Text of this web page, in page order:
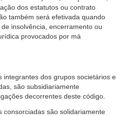
dos estatutos ou contrato
também será efetivada quando
insolvência, encerramento ou
provocados por má
integrantes dos grupos societários e
são subsidiariamente
decorrentes deste código.
consorciadas são solidariamente